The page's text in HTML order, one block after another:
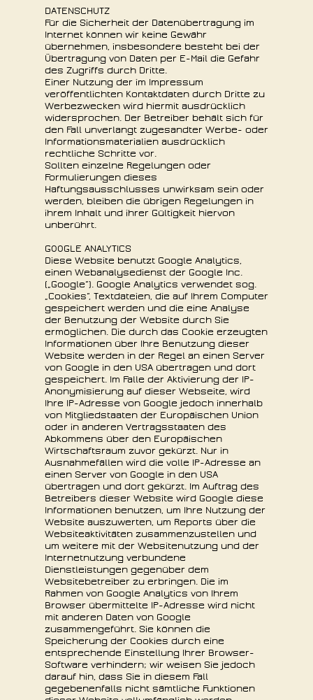
DATENSCHUTZ
Für die Sicherheit der Datenübertragung im
Internet können wir keine Gewähr
übernehmen, insbesondere besteht bei der
Übertragung von Daten per E-Mail die Gefahr
des Zugriffs durch Dritte.
Einer Nutzung der im Impressum
veröffentlichten Kontaktdaten durch Dritte zu
Werbezwecken wird hiermit ausdrücklich
widersprochen. Der Betreiber behält sich für
den Fall unverlangt zugesandter Werbe- oder
Informationsmaterialien ausdrücklich
rechtliche Schritte vor.
Sollten einzelne Regelungen oder
Formulierungen dieses
Haftungsausschlusses unwirksam sein oder
werden, bleiben die übrigen Regelungen in
ihrem Inhalt und ihrer Gültigkeit hiervon
unberührt.
GOOGLE ANALYTICS
Diese Website benutzt Google Analytics,
einen Webanalysedienst der Google Inc.
(„Google“). Google Analytics verwendet sog.
„Cookies“, Textdateien, die auf Ihrem Computer
gespeichert werden und die eine Analyse
der Benutzung der Website durch Sie
ermöglichen. Die durch das Cookie erzeugten
Informationen über Ihre Benutzung dieser
Website werden in der Regel an einen Server
von Google in den USA übertragen und dort
gespeichert. Im Falle der Aktivierung der IP-
Anonymisierung auf dieser Webseite, wird
Ihre IP-Adresse von Google jedoch innerhalb
von Mitgliedstaaten der Europäischen Union
oder in anderen Vertragsstaaten des
Abkommens über den Europäischen
Wirtschaftsraum zuvor gekürzt. Nur in
Ausnahmefällen wird die volle IP-Adresse an
einen Server von Google in den USA
übertragen und dort gekürzt. Im Auftrag des
Betreibers dieser Website wird Google diese
Informationen benutzen, um Ihre Nutzung der
Website auszuwerten, um Reports über die
Websiteaktivitäten zusammenzustellen und
um weitere mit der Websitenutzung und der
Internetnutzung verbundene
Dienstleistungen gegenüber dem
Websitebetreiber zu erbringen. Die im
Rahmen von Google Analytics von Ihrem
Browser übermittelte IP-Adresse wird nicht
mit anderen Daten von Google
zusammengeführt. Sie können die
Speicherung der Cookies durch eine
entsprechende Einstellung Ihrer Browser-
Software verhindern; wir weisen Sie jedoch
darauf hin, dass Sie in diesem Fall
gegebenenfalls nicht sämtliche Funktionen